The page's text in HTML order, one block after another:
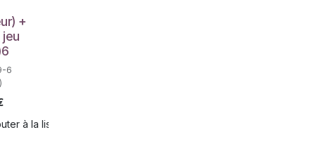
+
jeu
6
à la liste de souhaits